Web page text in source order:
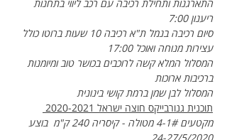
התארגנות ותחילת רכיבה עם רכב ליווי בתחנות
ריענון 7:00
סיום רכיבה בנמל ת"א רכיבה 10 שעות ברוטו כולל
עצירות מנוחה ואוכל 17:00
המסלול המלא קשה לרוכבים בכושר טוב ומיומנות
ברכיבות ארוכות
המסלול לבן שמן ברמת קושי בינונית
תוכנית גנורבייקס חוצה ישראל 2020-2021
מקטעים 1#-4 מטולה - קיסריה 240 ק"מ  בוצע